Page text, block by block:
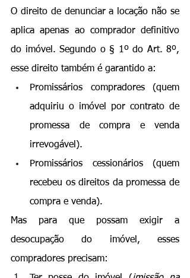
O direito de denunciar a locação não se
aplica apenas ao comprador definitivo
do imóvel. Segundo o § 1º do Art. 8º,
esse direito também é garantido a:
Promissários compradores (quem
adquiriu o imóvel por contrato de
promessa de compra e venda
irrevogável).
Promissários cessionários (quem
recebeu os direitos da promessa de
compra e venda).
desocupação do imóvel , esses
compradores precisam: